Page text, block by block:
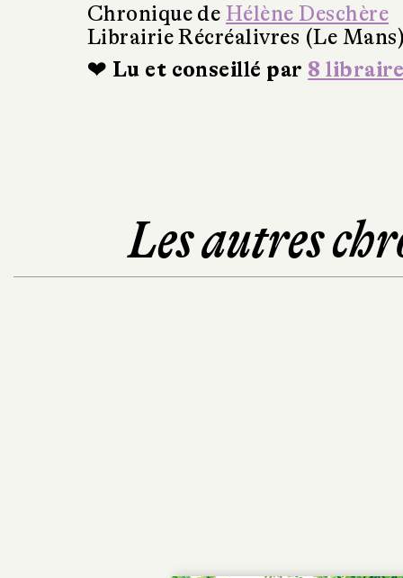
Chronique de Hélène Deschère
Librairie Récréalivres (Le
❤ Lu et conseillé par 8
Les autres